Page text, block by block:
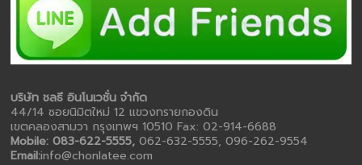
บริษัท ชลธี อินโนเวชั่น จำกัด
44/14 ซอยนิมิตใหม่ 12 แขวงทรายกองดิน
เขตคลองสามวา กรุงเทพฯ 10510 Fax: 02-914-6688
Mobile: 083-622-5555,062-632-5555, 096-262-9554
Email:info@chonlatee.com